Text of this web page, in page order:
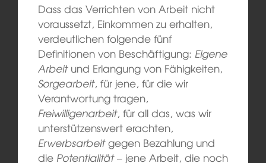
Dass das Verrichten von Arbeit nicht
voraussetzt, Einkommen zu erhalten,
verdeutlichen folgende fünf
Definitionen von Beschäftigung: Eigene
Arbeitund Erlangung von Fähigkeiten,
Sorgearbeit, für jene, für die wir
Verantwortung tragen,
Freiwilligenarbeit, für all das, was wir
unterstützenswert erachten,
Erwerbsarbeitgegen Bezahlung und
die Potentialität– jene Arbeit, die noch